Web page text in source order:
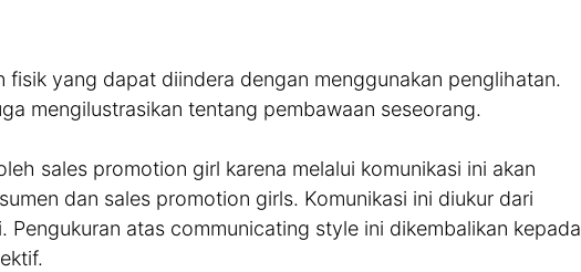
fisik yang dapat diindera dengan menggunakan penglihatan.
mengilustrasikan tentang pembawaan seseorang.
sales promotion girl karena melalui komunikasi ini akan
dan sales promotion girls. Komunikasi ini diukur dari
Pengukuran atas communicating style ini dikembalikan kepada